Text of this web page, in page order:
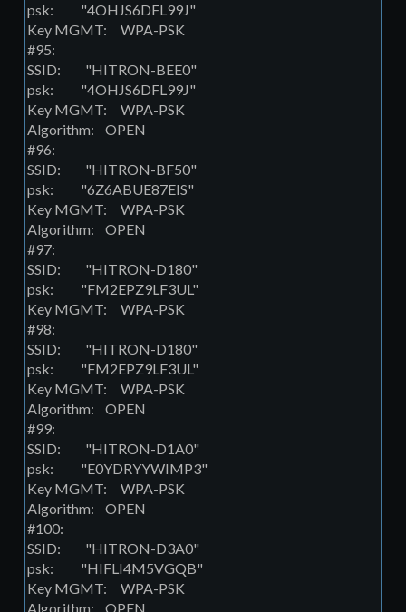
psk: "4OHJS6DFL99J"
Key MGMT: WPA-PSK
#95:
SSID: "HITRON-BEE0"
psk: "4OHJS6DFL99J"
Key MGMT: WPA-PSK
Algorithm: OPEN
#96:
SSID: "HITRON-BF50"
psk: "6Z6ABUE87EIS"
Key MGMT: WPA-PSK
Algorithm: OPEN
#97:
SSID: "HITRON-D180"
psk: "FM2EPZ9LF3UL"
Key MGMT: WPA-PSK
#98:
SSID: "HITRON-D180"
psk: "FM2EPZ9LF3UL"
Key MGMT: WPA-PSK
Algorithm: OPEN
#99:
SSID: "HITRON-D1A0"
psk: "E0YDRYYWIMP3"
Key MGMT: WPA-PSK
Algorithm: OPEN
#100:
SSID: "HITRON-D3A0"
psk: "HIFLI4M5VGQB"
Key MGMT: WPA-PSK
Algorithm: OPEN